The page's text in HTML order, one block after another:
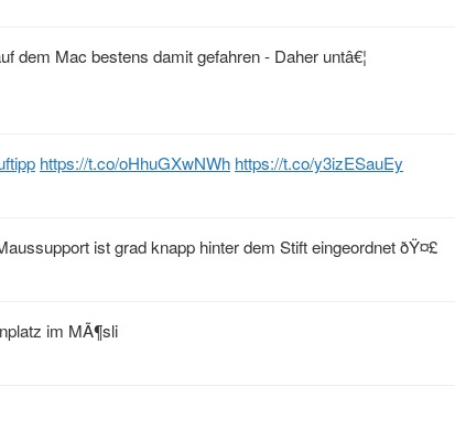
dem Mac bestens damit gefahren - Daher untâ€¦
https://t.co/oHhuGXwNWh https://t.co/y3izESauEy
ist grad knapp hinter dem Stift eingeordnet ðŸ¤£
im MÃ¶sli